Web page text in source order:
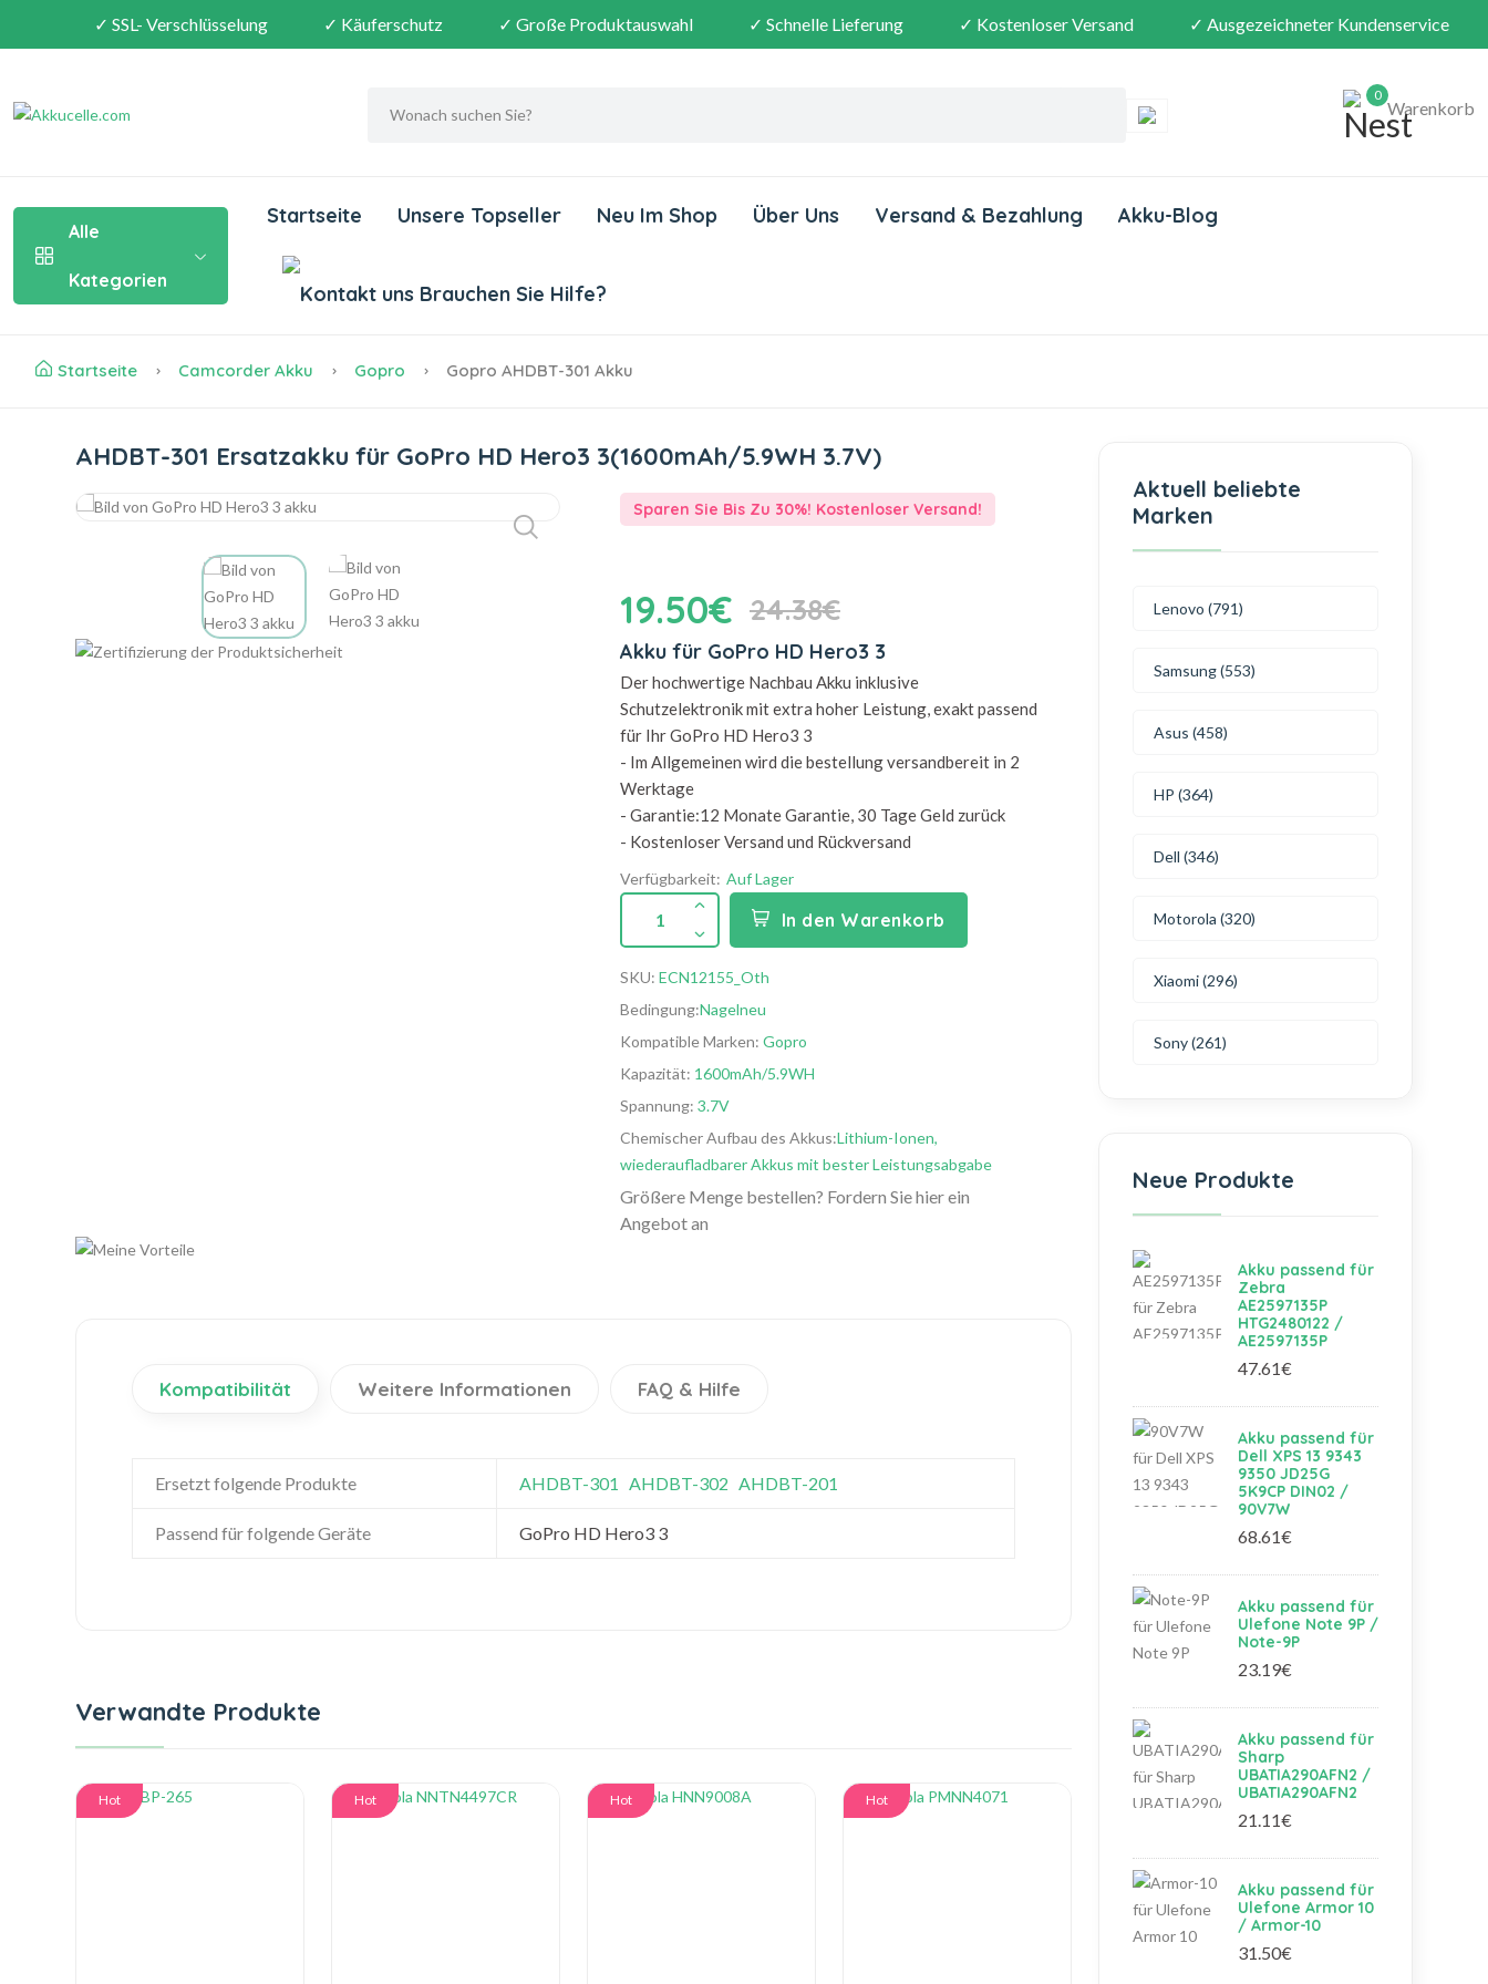
✓ SSL- Verschlüsselung ✓ Käuferschutz ✓ Große Produktauswahl ✓ Schnelle Lieferung ✓ Kostenloser Versand ✓ Ausgezeichneter Kundenservice
0
Warenkorb
Alle
Kategorien
Startseite Unsere Topseller Neu Im Shop Über Uns Versand & Bezahlung Akku-Blog
Brauchen Sie Hilfe?
Startseite Camcorder Akku Gopro Gopro AHDBT-301 Akku
AHDBT-301 Ersatzakku für GoPro HD Hero3 3(1600mAh/5.9WH 3.7V)
Sparen Sie Bis Zu 30%! Kostenloser Versand!
19.50€ 24.38€
Akku für GoPro HD Hero3 3
Der hochwertige Nachbau Akku inklusive
Schutzelektronik mit extra hoher Leistung, exakt passend
für Ihr GoPro HD Hero3 3
- Im Allgemeinen wird die bestellung versandbereit in 2
Werktage
- Garantie:12 Monate Garantie, 30 Tage Geld zurück
- Kostenloser Versand und Rückversand
Verfügbarkeit: Auf Lager
1 In den Warenkorb
SKU: ECN12155_Oth
Bedingung:Nagelneu
Kompatible Marken: Gopro
Kapazität: 1600mAh/5.9WH
Spannung: 3.7V
Chemischer Aufbau des Akkus:Lithium-Ionen,
wiederaufladbarer Akkus mit bester Leistungsabgabe
Größere Menge bestellen? Fordern Sie hier ein
Angebot an
Kompatibilität Weitere Informationen FAQ & Hilfe
Ersetzt folgende Produkte AHDBT-301 AHDBT-302 AHDBT-201
Passend für folgende Geräte GoPro HD Hero3 3
Verwandte Produkte
Hot Hot Hot Hot
Aktuell beliebte
Marken
Lenovo (791)
Samsung (553)
Asus (458)
HP (364)
Dell (346)
Motorola (320)
Xiaomi (296)
Sony (261)
Neue Produkte
Akku passend für
Zebra
AE2597135P
HTG2480122 /
AE2597135P
47.61€
Akku passend für
Dell XPS 13 9343
9350 JD25G
5K9CP DIN02 /
90V7W
68.61€
Akku passend für
Ulefone Note 9P /
Note-9P
23.19€
Akku passend für
Sharp
UBATIA290AFN2 /
UBATIA290AFN2
21.11€
Akku passend für
Ulefone Armor 10
/ Armor-10
31.50€